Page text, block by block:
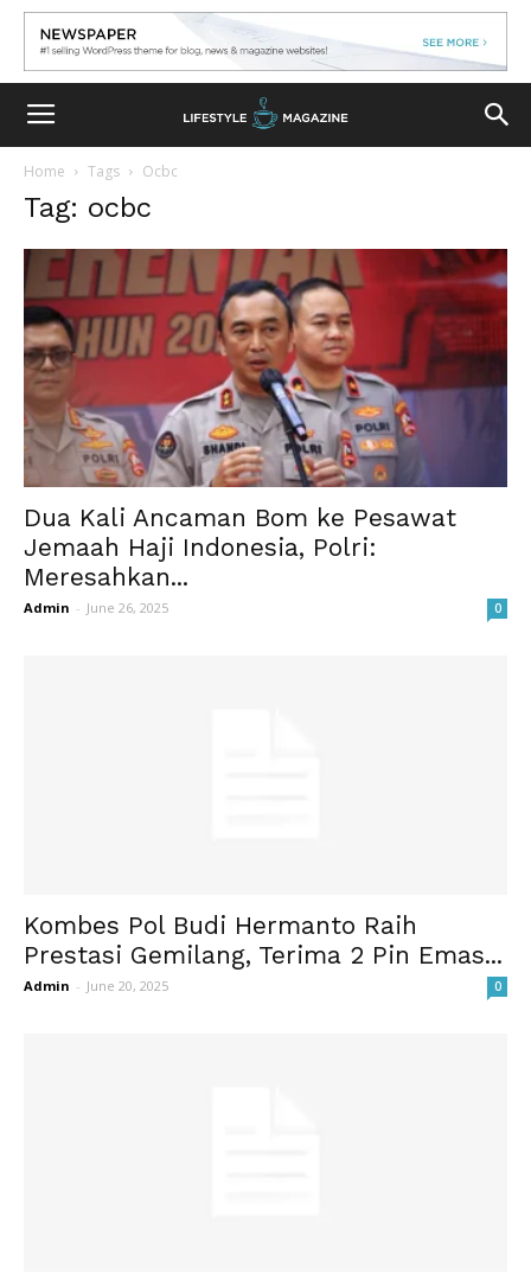
Home Tags Ocbc
Tag: ocbc
Dua Kali Ancaman Bom ke Pesawat
Jemaah Haji Indonesia, Polri:
Meresahkan...
Admin - June 26, 2025 0
Kombes Pol Budi Hermanto Raih
Prestasi Gemilang, Terima 2 Pin Emas...
Admin - June 20, 2025 0